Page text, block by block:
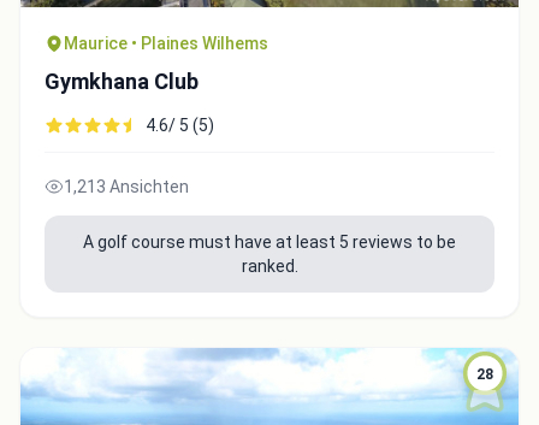
Maurice • Plaines Wilhems
Gymkhana Club
4.6/ 5 (5)
1,213 Ansichten
A golf course must have at least 5 reviews to be
ranked.
28